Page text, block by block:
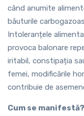
când anumite
băuturile
Intoleranțele
provoca balonare
iritabil, constipația
femei, modificările
contribuie de
Cum se manifestă?